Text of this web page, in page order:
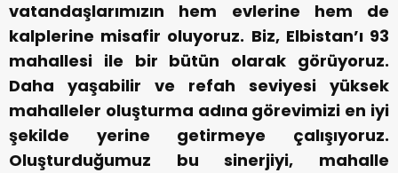
vatandaşlarımızın hem evlerine hem de
kalplerine misafir oluyoruz. Biz, Elbistan’ı 93
mahallesi ile bir bütün olarak görüyoruz.
Daha yaşabilir ve refah seviyesi yüksek
mahalleler oluşturma adına görevimizi en iyi
şekilde yerine getirmeye çalışıyoruz.
Oluşturduğumuz bu sinerjiyi, mahalle